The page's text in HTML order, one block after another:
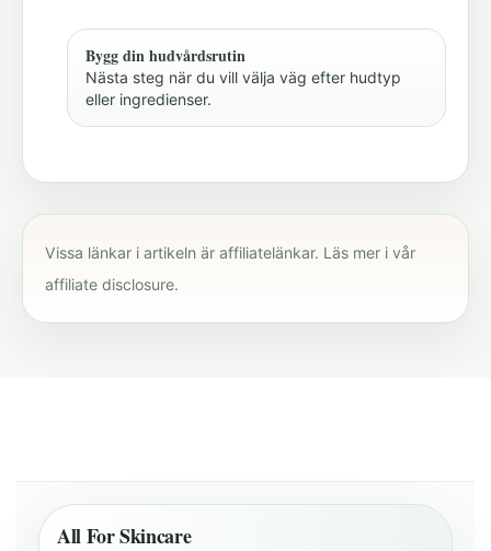
Bygg din hudvårdsrutin
Nästa steg när du vill välja väg efter hudtyp
eller ingredienser.
Vissa länkar i artikeln är affiliatelänkar. Läs mer i vår
affiliate disclosure.
All For Skincare